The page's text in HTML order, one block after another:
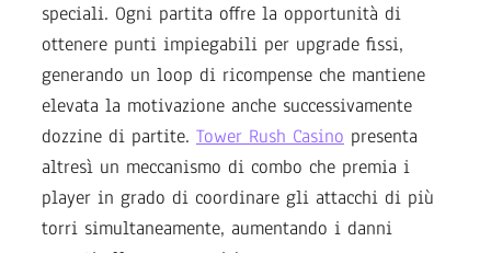
speciali. Ogni partita offre la opportunità di
ottenere punti impiegabili per upgrade fissi,
generando un loop di ricompense che mantiene
elevata la motivazione anche successivamente
dozzine di partite. Tower Rush Casino presenta
altresì un meccanismo di combo che premia i
player in grado di coordinare gli attacchi di più
torri simultaneamente, aumentando i danni